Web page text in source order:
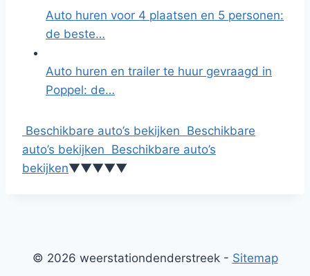
Auto huren voor 4 plaatsen en 5 personen:
de beste…
Auto huren en trailer te huur gevraagd in
Poppel: de…
Beschikbare auto’s bekijken Beschikbare
auto’s bekijken Beschikbare auto’s
bekijken▼▼▼▼▼
© 2026 weerstationdenderstreek - Sitemap